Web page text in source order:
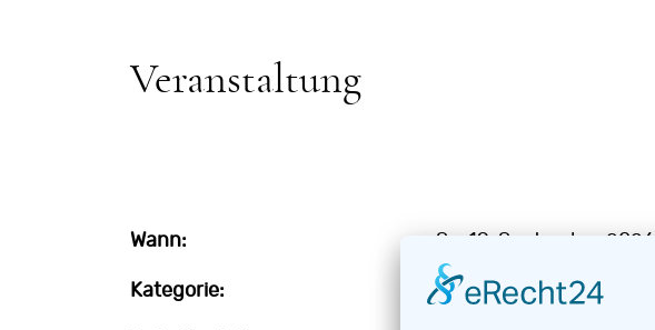
Veranstaltung
Wann: Sa, 19. September 2026
Kategorie: Märchen